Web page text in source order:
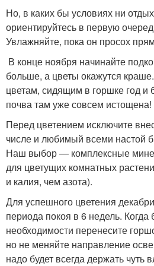
Но, в каких бы условиях ни
ориентируйтесь в первую
Увлажняйте, пока он просох
В конце ноября начинайте
больше, а цветы окажутся
цветам, сидящим в горшке год и
почва там уже совсем истощена!
Перед цветением исключите
числе и любимый всеми настой
Наш выбор — комплексные
для цветущих комнатных
и калия, чем азота).
Для успешного цветения
периода покоя в 6 недель. Когда
необходимости перенесите
но не меняйте направление
надо будет всегда держать чуть